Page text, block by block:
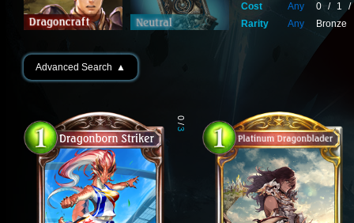
Cost
Any 0 / 1
/
Rarity
Any Bronze
Advanced Search ▲
0
/
3